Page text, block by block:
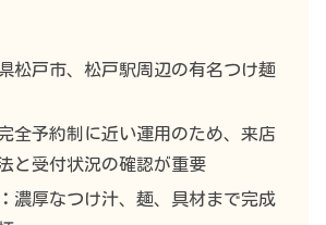
松戸市、松戸駅周辺の有名つけ麺
全予約制に近い運用のため、来店
と受付状況の確認が重要
濃厚なつけ汁、麺、具材まで完成